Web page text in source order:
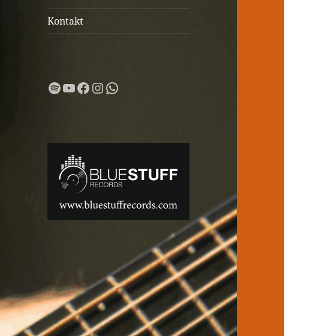
Kontakt
Spotify
YouTube
Facebook
Instagram
WhatsApp